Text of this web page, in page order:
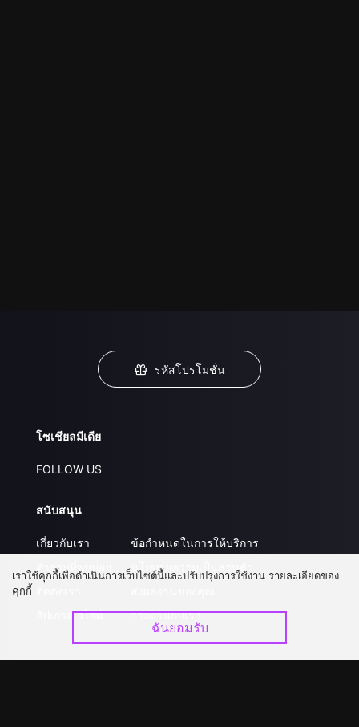
รหัสโปรโมชั่น
โซเชียลมีเดีย
FOLLOW US
สนับสนุน
เกี่ยวกับเรา
คำถามที่พบบ่อย
อัปเกรด วีไอพี
ข้อกำหนดในการให้บริการ
นโยบายความเป็นส่วนตัว
ร่วมงานกับเรา
เราใช้คุกกี้เพื่อดำเนินการเว็บไซต์นี้และปรับปรุงการใช้งาน รายละเอียดของ
คุกกี้
ฉันยอมรับ